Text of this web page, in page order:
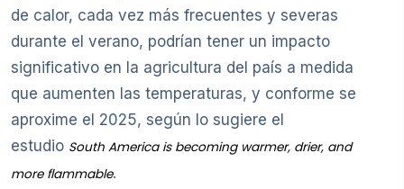
de calor, cada vez más frecuentes y severas
durante el verano, podrían tener un impacto
significativo en la agricultura del país a medida
que aumenten las temperaturas, y conforme se
aproxime el 2025, según lo sugiere el
estudio South America is becoming warmer, drier, and
more flammable.